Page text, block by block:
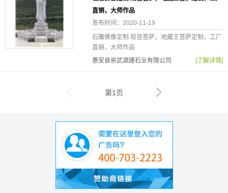
直销，大师作品
发布时间：2020-11-19
石雕佛像定制 观音菩萨，地藏王菩萨定制，工厂
直销，大师作品
惠安县崇武源建石业有限公司
[了解详情]
第1页